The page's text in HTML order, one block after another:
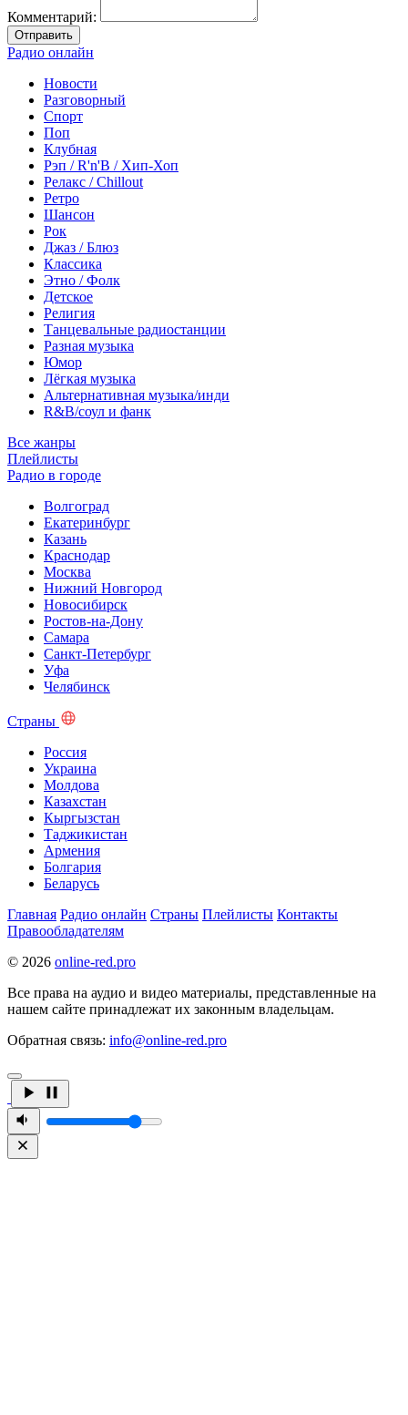
Комментарий:
Отправить
Радио онлайн
Новости
Разговорный
Спорт
Поп
Клубная
Рэп / R'n'B / Хип-Хоп
Релакс / Chillout
Ретро
Шансон
Рок
Джаз / Блюз
Классика
Этно / Фолк
Детское
Религия
Танцевальные радиостанции
Разная музыка
Юмор
Лёгкая музыка
Альтернативная музыка/инди
R&B/cоул и фанк
Все жанры
Плейлисты
Радио в городе
Волгоград
Екатеринбург
Казань
Краснодар
Москва
Нижний Новгород
Новосибирск
Ростов-на-Дону
Самара
Санкт-Петербург
Уфа
Челябинск
Страны
Россия
Украина
Молдова
Казахстан
Кыргызстан
Таджикистан
Армения
Болгария
Беларусь
Главная Радио онлайн Страны Плейлисты Контакты
Правообладателям
© 2026 online-red.pro
Все права на аудио и видео материалы, представленные на
нашем сайте принадлежат их законным владельцам.
Обратная связь: info@online-red.pro